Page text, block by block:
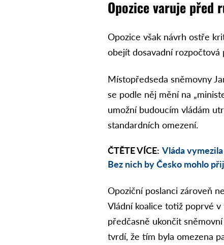
Opozice varuje před
Opozice však návrh ostře
obejít dosavadní
Místopředseda sněmovny
se podle něj mění na
umožní budoucím vládám
standardních omezení.
ČTĚTE VÍCE: Vláda
Bez nich by Česko mohlo
Opoziční poslanci zároveň
Vládní koalice totiž poprvé
předčasně ukončit
tvrdí, že tím byla omezena